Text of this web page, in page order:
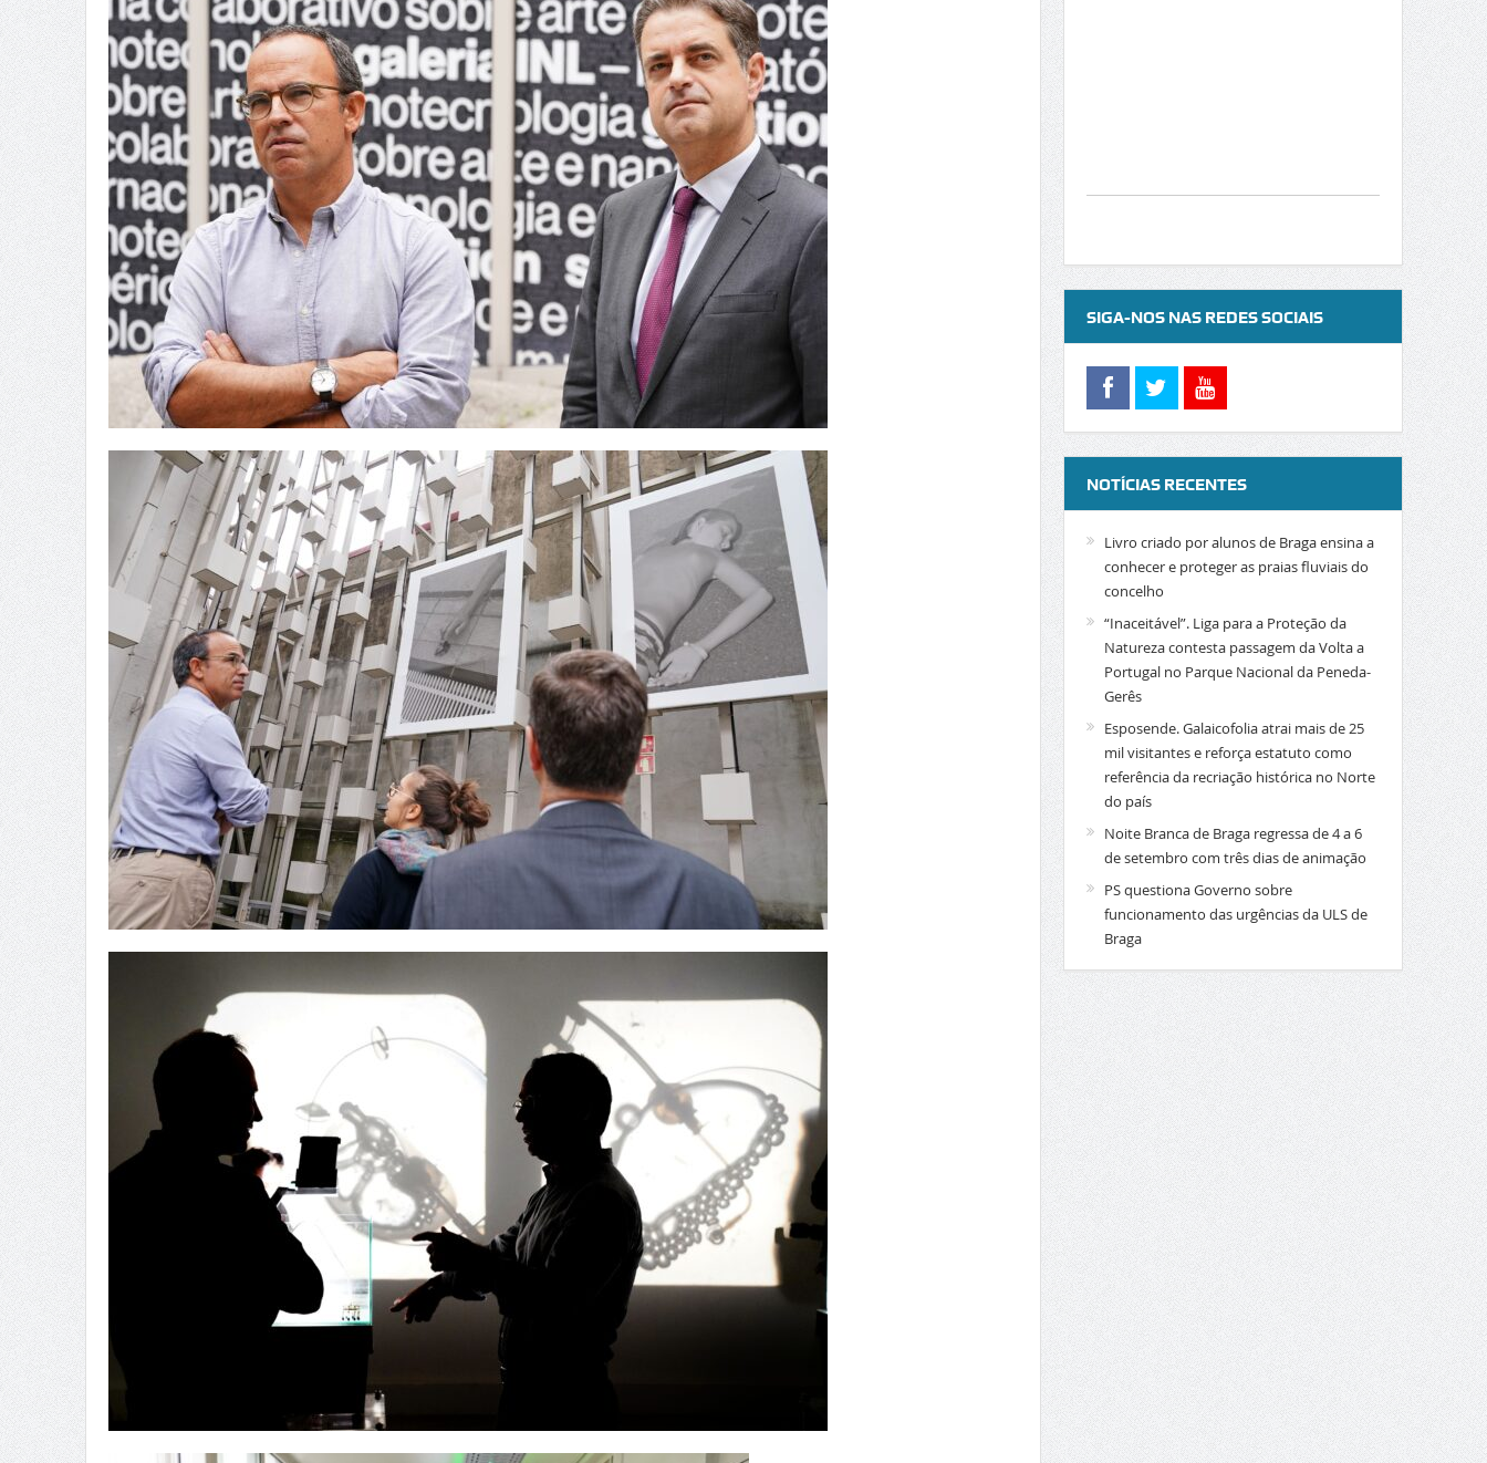
SIGA-NOS NAS REDES SOCIAIS
NOTÍCIAS RECENTES
Livro criado por alunos de Braga ensina a
conhecer e proteger as praias fluviais do
concelho
“Inaceitável”. Liga para a Proteção da
Natureza contesta passagem da Volta a
Portugal no Parque Nacional da Peneda-
Gerês
Esposende. Galaicofolia atrai mais de 25
mil visitantes e reforça estatuto como
referência da recriação histórica no Norte
do país
Noite Branca de Braga regressa de 4 a 6
de setembro com três dias de animação
PS questiona Governo sobre
funcionamento das urgências da ULS de
Braga